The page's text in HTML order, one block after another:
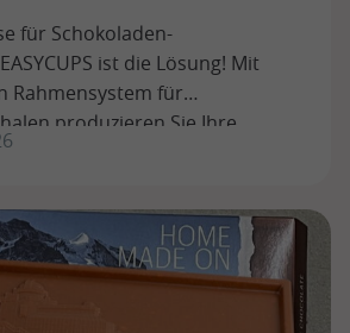
für Schokoladen-
ist die Lösung! Mit
Rahmensystem für
produzieren Sie Ihre
– ...